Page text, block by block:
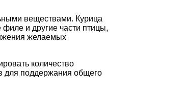
веществами. Курица
и другие части птицы,
желаемых
количество
для поддержания общего